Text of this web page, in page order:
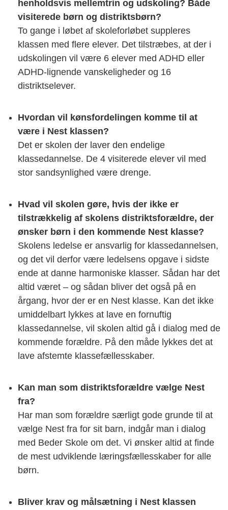
henholdsvis mellemtrin og udskoling? Både
visiterede børn og distriktsbørn?
To gange i løbet af skoleforløbet suppleres
klassen med flere elever. Det tilstræbes, at der i
udskolingen vil være 6 elever med ADHD eller
ADHD-lignende vanskeligheder og 16
distriktselever.
Hvordan vil kønsfordelingen komme til at
være i Nest klassen?
Det er skolen der laver den endelige
klassedannelse. De 4 visiterede elever vil med
stor sandsynlighed være drenge.
Hvad vil skolen gøre, hvis der ikke er
tilstrækkelig af skolens distriktsforældre, der
ønsker børn i den kommende Nest klasse?
Skolens ledelse er ansvarlig for klassedannelsen,
og det vil derfor være ledelsens opgave i sidste
ende at danne harmoniske klasser. Sådan har det
altid været – og sådan bliver det også på en
årgang, hvor der er en Nest klasse. Kan det ikke
umiddelbart lykkes at lave en fornuftig
klassedannelse, vil skolen altid gå i dialog med de
kommende forældre. På den måde lykkes det at
lave afstemte klassefællesskaber.
Kan man som distriktsforældre vælge Nest
fra?
Har man som forældre særligt gode grunde til at
vælge Nest fra for sit barn, indgår man i dialog
med Beder Skole om det. Vi ønsker altid at finde
de mest udviklende læringsfællesskaber for alle
børn.
Bliver krav og målsætning i Nest klassen